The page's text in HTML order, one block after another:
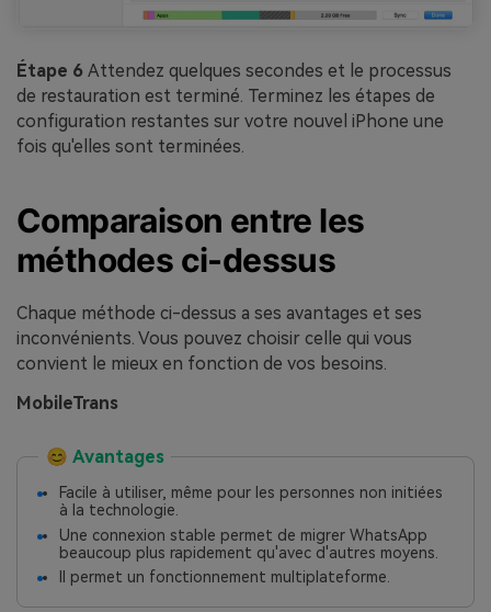
Étape 6 Attendez quelques secondes et le processus
de restauration est terminé. Terminez les étapes de
configuration restantes sur votre nouvel iPhone une
fois qu'elles sont terminées.
Comparaison entre les
méthodes ci-dessus
Chaque méthode ci-dessus a ses avantages et ses
inconvénients. Vous pouvez choisir celle qui vous
convient le mieux en fonction de vos besoins.
MobileTrans
😊 Avantages
Facile à utiliser, même pour les personnes non initiées
à la technologie.
Une connexion stable permet de migrer WhatsApp
beaucoup plus rapidement qu'avec d'autres moyens.
Il permet un fonctionnement multiplateforme.